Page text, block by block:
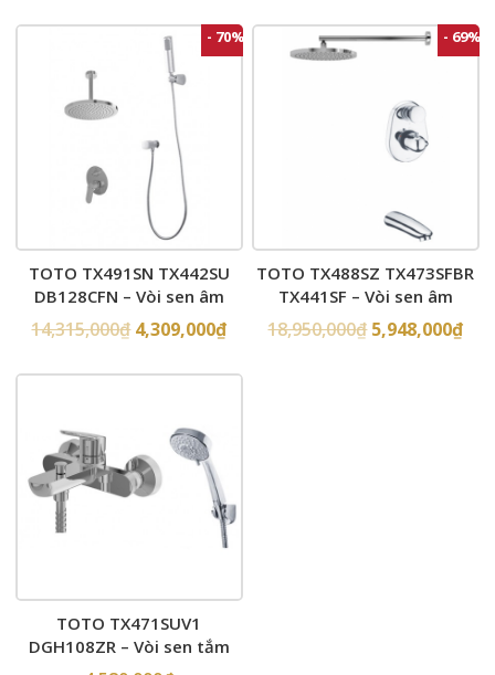
- 70%
TOTO TX491SN TX442SU
DB128CFN – Vòi sen âm
tường
14,315,000₫ 4,309,000₫
- 69%
TOTO TX488SZ TX473SFBR
TX441SF – Vòi sen âm
tường
18,950,000₫ 5,948,000₫
TOTO TX471SUV1
DGH108ZR – Vòi sen tắm